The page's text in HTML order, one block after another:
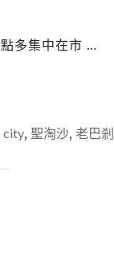
多集中在市 …
city, 聖淘沙, 老巴剎